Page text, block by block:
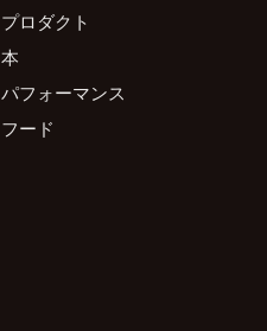
プロダクト
本
パフォーマンス
フード